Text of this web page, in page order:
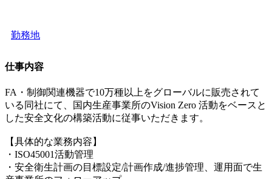
勤務地
仕事内容
FA・制御関連機器で10万種以上をグローバルに販売されて
いる同社にて、国内生産事業所のVision Zero 活動をベースと
した安全文化の構築活動に従事いただきます。
【具体的な業務内容】
・ISO45001活動管理
・安全衛生計画の目標設定/計画作成/進捗管理、運用面で生